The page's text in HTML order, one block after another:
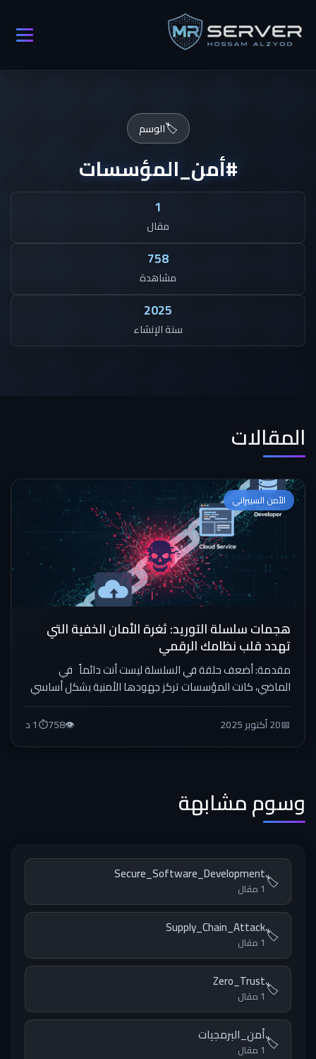
🏷️الوسم
#أمن_المؤسسات
1
مقال
758
مشاهدة
2025
سنة الإنشاء
المقالات
الأمن السيبراني
هجمات سلسلة التوريد: ثغرة الأمان الخفية التي
تهدد قلب نظامك الرقمي
مقدمة: أضعف حلقة في السلسلة ليست أنت دائماً في
الماضي، كانت المؤسسات تركز جهودها الأمنية بشكل أساسي
على حماية محيطها...
📅20 أكتوبر 2025 👁️
758
⏱️1 د
وسوم مشابهة
🏷️
Secure_Software_Development
1 مقال
🏷️
Supply_Chain_Attack
1 مقال
🏷️
Zero_Trust
1 مقال
🏷️أمن_البرمجيات
1 مقال